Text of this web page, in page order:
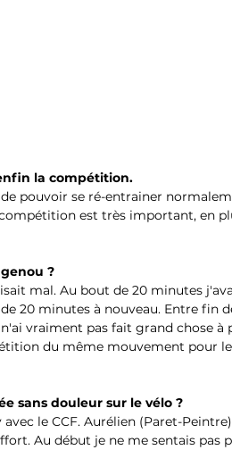
la compétition.
pouvoir se ré-entrainer
est très important, en
?
mal. Au bout de 20 minutes
20 minutes à nouveau. Entre fin
vraiment pas fait grand chose à
du même mouvement pour
sans douleur sur le vélo ?
le CCF. Aurélien (Paret-
Au début je ne me sentais pas